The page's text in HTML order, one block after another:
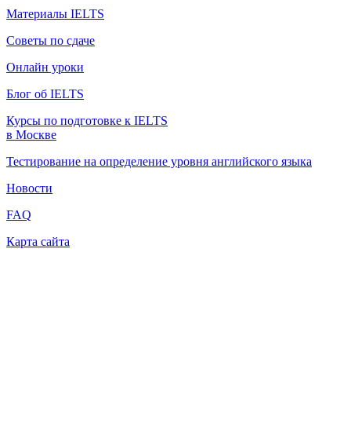
Материалы IELTS
Советы по сдаче
Онлайн уроки
Блог об IELTS
Курсы по подготовке к IELTS
в Москве
Тестирование на определение уровня английского языка
Новости
FAQ
Карта сайта